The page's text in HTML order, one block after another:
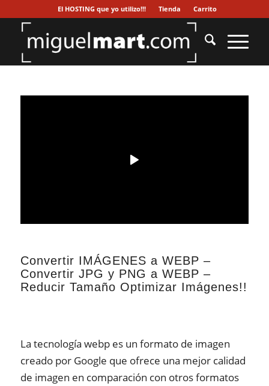
El HOSTING que yo utilizo!!! Tienda Carrito
Convertir IMÁGENES a WEBP –
Convertir JPG y PNG a WEBP –
Reducir Tamaño Optimizar Imágenes!!
La tecnología webp es un formato de imagen
creado por Google que ofrece una mejor calidad
de imagen en comparación con otros formatos